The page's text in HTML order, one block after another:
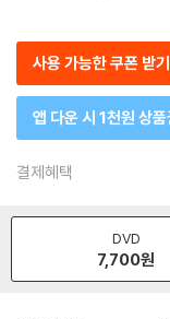
사용 가능한 쿠폰 받기
앱 다운 시 1천원 상품
결제혜택
DVD
7,700원